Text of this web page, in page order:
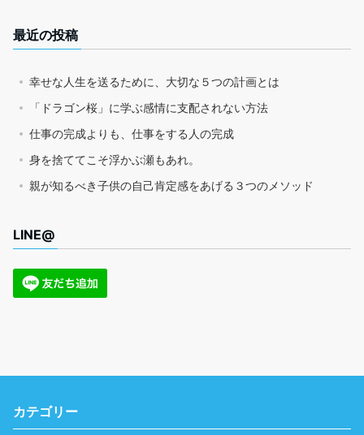
最近の投稿
幸せな人生を送るために、大切な５つの計画とは
「ドラゴン桜」に学ぶ感情に支配されない方法
仕事の完成よりも、仕事をする人の完成
身を捨ててこそ浮かぶ瀬もあれ。
親が知るべき子供の自己肯定感をあげる３つのメソッド
LINE@
カテゴリー